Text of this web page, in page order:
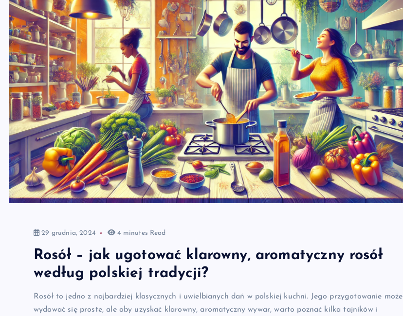
29 grudnia, 2024 4 minutes Read
Rosół – jak ugotować klarowny, aromatyczny rosół
według polskiej tradycji?
Rosół to jedno z najbardziej klasycznych i uwielbianych dań w polskiej kuchni. Jego przygotowanie może
wydawać się proste, ale aby uzyskać klarowny, aromatyczny wywar, warto poznać kilka tajników i